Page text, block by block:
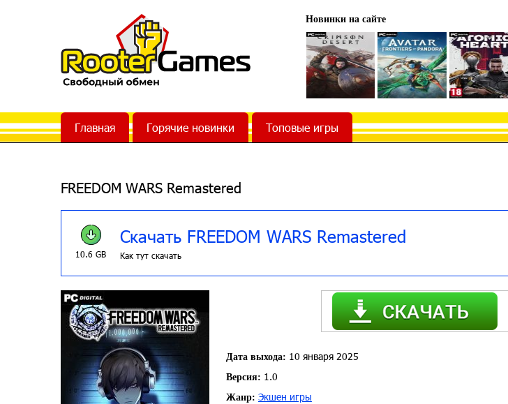
Новинки на сайте
Главная Горячие новинки Топовые игры
FREEDOM WARS Remastered
10.6 GB
Скачать FREEDOM WARS Remastered
Как тут скачать
Дата выхода: 10 января 2025
Версия: 1.0
Жанр: Экшен игры